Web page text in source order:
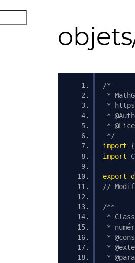
/*
*
*
*
*
*/
import
{
import
export
//
/**
*
*
*
*
*